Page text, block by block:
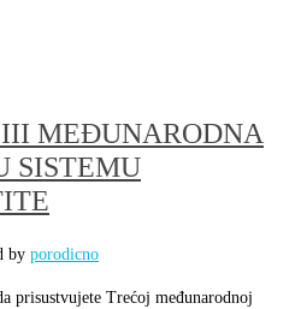
III MEĐUNARODNA
SISTEMU
by porodicno
prisustvujete Trećoj međunarodnoj